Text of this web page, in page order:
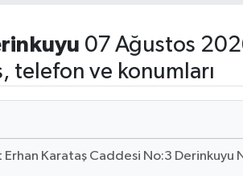
07 Ağustos
telefon ve konumları
Erhan Karataş Caddesi No:3 Derinkuyu